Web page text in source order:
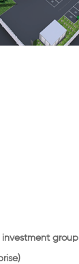
investment group